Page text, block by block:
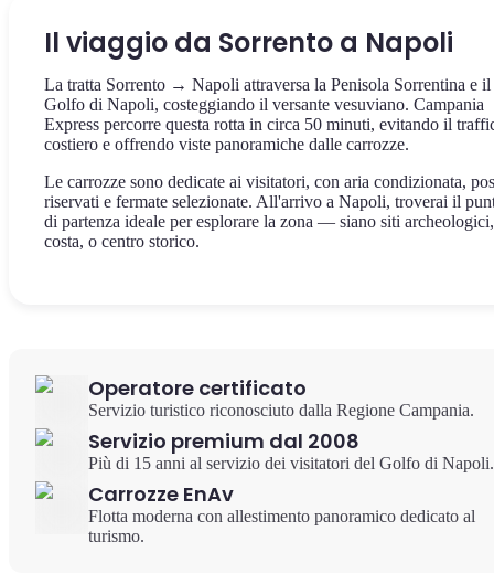
Il viaggio da Sorrento a Napoli
La tratta Sorrento → Napoli attraversa la Penisola Sorrentina e il
Golfo di Napoli, costeggiando il versante vesuviano. Campania
Express percorre questa rotta in circa 50 minuti, evitando il
costiero e offrendo viste panoramiche dalle carrozze.
Le carrozze sono dedicate ai visitatori, con aria condizionata,
riservati e fermate selezionate. All'arrivo a Napoli, troverai il
di partenza ideale per esplorare la zona — siano siti archeologici,
costa, o centro storico.
Operatore certificato
Servizio turistico riconosciuto dalla Regione Campania.
Servizio premium dal 2008
Più di 15 anni al servizio dei visitatori del Golfo di Napoli.
Carrozze EnAv
Flotta moderna con allestimento panoramico dedicato al
turismo.